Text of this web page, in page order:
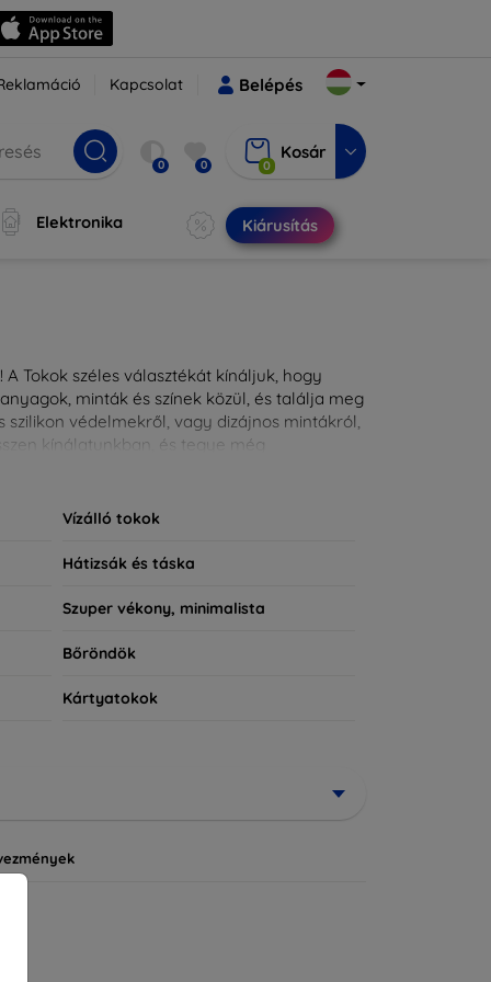
Kapcsolat Belépés
0 0 0
Kosár
Elektronika Kiárusítás
Tokok széles választékát kínáljuk, hogy
minták és színek közül, és találja meg
védelmekről, vagy dizájnos mintákról,
kínálatunkban, és tegye még
Vízálló tokok
Hátizsák és táska
Szuper vékony, minimalista
Bőröndök
Kártyatokok